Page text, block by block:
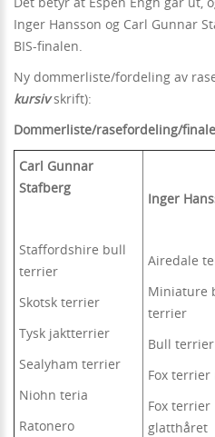
Inger Hansson og Carl Gunnar
BIS-finalen.
Ny dommerliste/fordeling av
kursivskrift):
Dommerliste/rasefordeling/
Carl Gunnar
Stafberg
Staffordshire bull
terrier
Skotsk terrier
Tysk jaktterrier
Sealyham terrier
Niohn teria
Ratonero
Inger
Airedale
Miniature
terrier
Bull terrier
Fox
Fox terrier
glatthåret